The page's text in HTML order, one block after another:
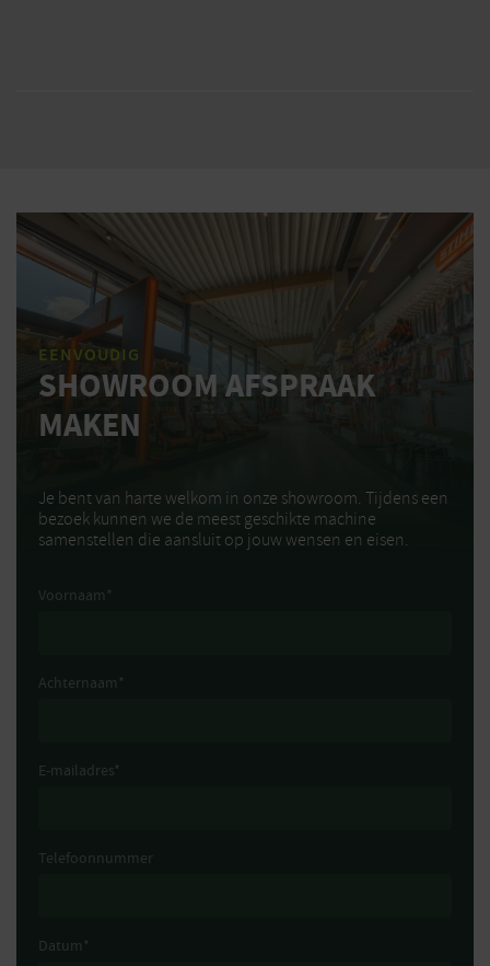
EENVOUDIG
SHOWROOM AFSPRAAK
MAKEN
Je bent van harte welkom in onze showroom. Tijdens een
bezoek kunnen we de meest geschikte machine
samenstellen die aansluit op jouw wensen en eisen.
Voornaam *
Achternaam *
E-mailadres*
Telefoonnummer
Datum *